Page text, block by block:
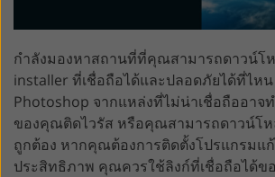
กำลังมองหาสถานที่ที่คุณสามารถดาวน์โ
installer ที่เชื่อถือได้และปลอดภัยได้ที่ไห
Photoshop จากแหล่งที่ไม่น่าเชื่อถืออาจ
ของคุณติดไวรัส หรือคุณสามารถดาวน์โ
ถูกต้อง หากคุณต้องการติดตั้งโปรแกรมแ
ประสิทธิภาพ คุณควรใช้ลิงก์ที่เชื่อถือได้ขอ